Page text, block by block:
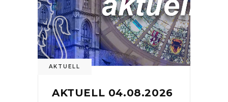
AKTUELL
AKTUELL 04.08.2026